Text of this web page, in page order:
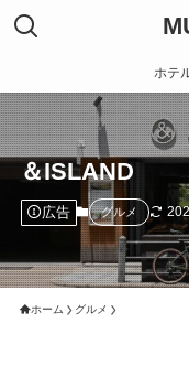
ホテ
＆ISLAND
広告 グルメ
ホーム グルメ